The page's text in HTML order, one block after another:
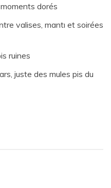
dorés
valises, mantı et soirées
ruines
juste des mules pis du